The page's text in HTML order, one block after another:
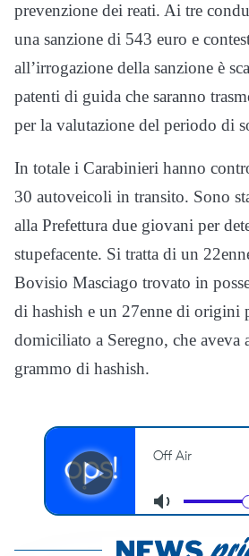
prevenzione dei reati. Ai tre
una sanzione di 543 euro e
all’irrogazione della sanzione è
patenti di guida che saranno
per la valutazione del periodo di
In totale i Carabinieri hanno
30 autoveicoli in transito. Sono
alla Prefettura due giovani per
stupefacente. Si tratta di un
Bovisio Masciago trovato in
di hashish e un 27enne di origini
domiciliato a Seregno, che aveva
grammo di hashish.